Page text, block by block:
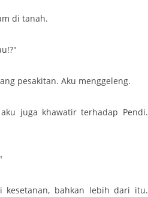
di tanah.
pesakitan. Aku menggeleng.
juga khawatir terhadap Pendi.
kesetanan, bahkan lebih dari itu.